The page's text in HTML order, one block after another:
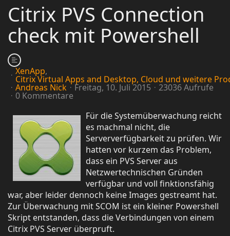
Citrix PVS Connection
check mit Powershell
XenApp
Citrix Virtual Apps and Desktop, Cloud und weitere
Andreas Nick Freitag, 10. Juli 2015 23036 Aufrufe
0 Kommentare
Für die Systemüberwachung reicht
es machmal nicht, die
Serververfügbarkeit zu prüfen. Wir
hatten vor kurzem das Problem,
dass ein PVS Server aus
Netzwertechnischen Gründen
verfügbar und voll finktionsfähig
war, aber leider dennoch keine Images gestreamt hat.
Zur Überwachung mit SCOM ist ein kleiner Powershell
Skript entstanden, dass die Verbindungen von einem
Citrix PVS Server überpruft.